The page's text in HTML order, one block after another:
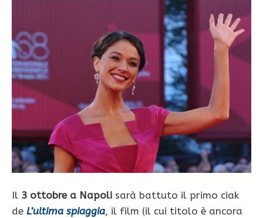
Il 3 ottobre a Napoli sarà battuto il primo ciak
de L’ultima spiaggia, il film (il cui titolo è ancora